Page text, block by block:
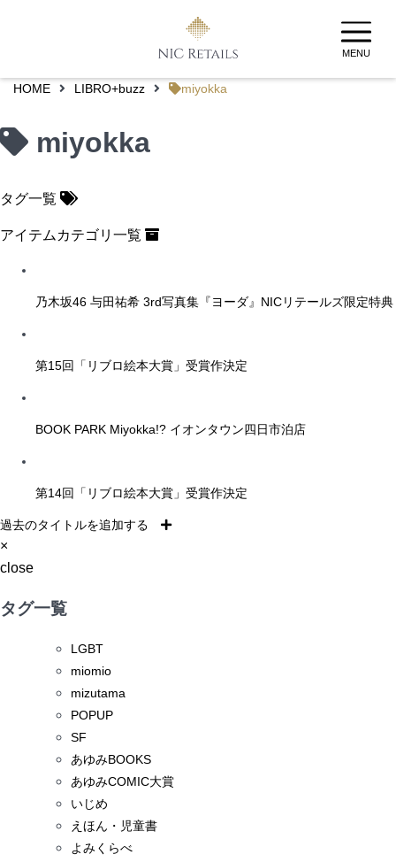
MENU
HOME LIBRO+buzz miyokka
miyokka
タグ一覧
アイテムカテゴリ一覧
乃木坂46 与田祐希 3rd写真集『ヨーダ』NICリテールズ限定特典
第15回「リブロ絵本大賞」受賞作決定
BOOK PARK Miyokka!? イオンタウン四日市泊店
第14回「リブロ絵本大賞」受賞作決定
過去のタイトルを追加する
×
close
タグ一覧
LGBT
miomio
mizutama
POPUP
SF
あゆみBOOKS
あゆみCOMIC大賞
いじめ
えほん・児童書
よみくらべ